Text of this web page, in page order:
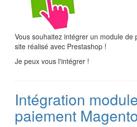
Vous souhaitez intégrer un module de
site réalisé avec Prestashop !
Je peux vous l'intégrer !
Intégration
paiement